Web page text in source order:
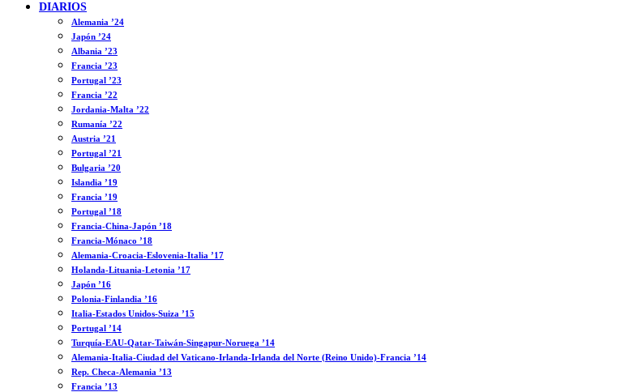
DIARIOS
Alemania ’24
Japón ’24
Albania ’23
Francia ’23
Portugal ’23
Francia ’22
Jordania-Malta ’22
Rumanía ’22
Austria ’21
Portugal ’21
Bulgaria ’20
Islandia ’19
Francia ’19
Portugal ’18
Francia-China-Japón ’18
Francia-Mónaco ’18
Alemania-Croacia-Eslovenia-Italia ’17
Holanda-Lituania-Letonia ’17
Japón ’16
Polonia-Finlandia ’16
Italia-Estados Unidos-Suiza ’15
Portugal ’14
Turquía-EAU-Qatar-Taiwán-Singapur-Noruega ’14
Alemania-Italia-Ciudad del Vaticano-Irlanda-Irlanda del Norte (Reino Unido)-Francia ’14
Rep. Checa-Alemania ’13
Francia ’13